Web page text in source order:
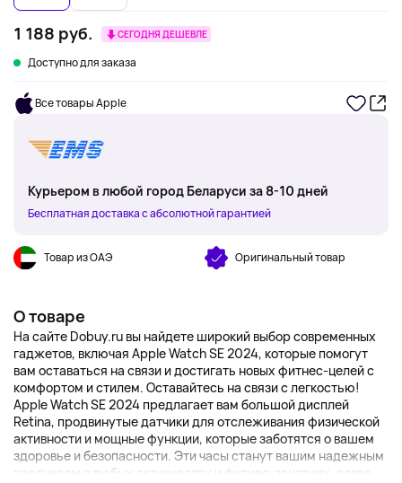
1 188 руб. СЕГОДНЯ ДЕШЕВЛЕ
Доступно для заказа
Все товары Apple
Курьером в любой город Беларуси за 8-10 дней
Бесплатная доставка с абсолютной гарантией
Товар из ОАЭ Оригинальный товар
О товаре
На сайте Dobuy.ru вы найдете широкий выбор современных
гаджетов, включая Apple Watch SE 2024, которые помогут
вам оставаться на связи и достигать новых фитнес-целей с
комфортом и стилем. Оставайтесь на связи с легкостью!
Apple Watch SE 2024 предлагает вам большой дисплей
Retina, продвинутые датчики для отслеживания физической
активности и мощные функции, которые заботятся о вашем
здоровье и безопасности. Эти часы станут вашим надежным
партнером в любых активностях и фитнес-занятиях, позво...